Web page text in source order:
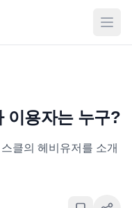
메뉴
이용자는 누구?
클의 헤비유저를 소개